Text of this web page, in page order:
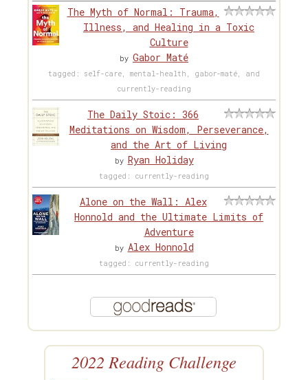
The Myth of Normal: Trauma,
Illness, and Healing in a Toxic
Culture
by Gabor Maté
tagged: self-care, mental-health, gabor-maté, and
currently-reading
The Daily Stoic: 366
Meditations on Wisdom, Perseverance,
and the Art of Living
by Ryan Holiday
tagged: currently-reading
Alone on the Wall: Alex
Honnold and the Ultimate Limits of
Adventure
by Alex Honnold
tagged: currently-reading
2022 Reading Challenge